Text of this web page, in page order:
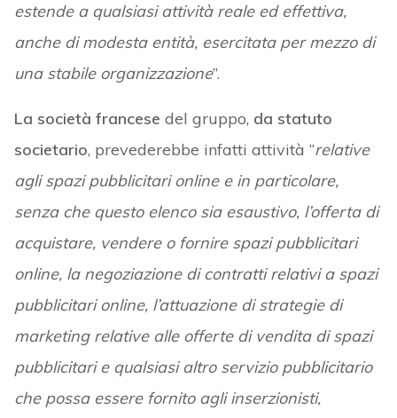
estende a qualsiasi attività reale ed effettiva,
anche di modesta entità, esercitata per mezzo di
una stabile organizzazione”.
La società francese del gruppo, da statuto
societario, prevederebbe infatti attività “relative
agli spazi pubblicitari online e in particolare,
senza che questo elenco sia esaustivo, l’offerta di
acquistare, vendere o fornire spazi pubblicitari
online, la negoziazione di contratti relativi a spazi
pubblicitari online, l’attuazione di strategie di
marketing relative alle offerte di vendita di spazi
pubblicitari e qualsiasi altro servizio pubblicitario
che possa essere fornito agli inserzionisti,